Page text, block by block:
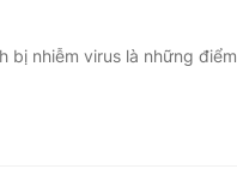
bị nhiễm virus là những điểm